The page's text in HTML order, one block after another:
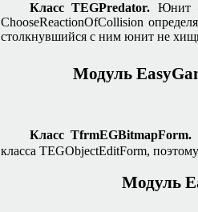
Класс TEGPredator. Юнит
ChooseReactionOfCollision
столкнувшийся с ним юнит не
Модуль
Класс TfrmEGBitmapForm.
класса TEGObjectEditForm,
Модуль